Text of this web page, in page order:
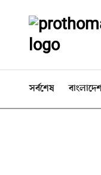
সর্বশেষ